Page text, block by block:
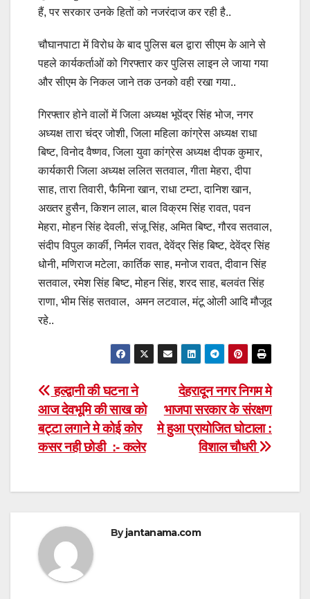
हैं, पर सरकार उनके हितों को नजरंदाज कर रही है..
चौघानपाटा में विरोध के बाद पुलिस बल द्वारा सीएम के आने से
पहले कार्यकर्ताओं को गिरफ्तार कर पुलिस लाइन ले जाया गया
और सीएम के निकल जाने तक उनको वही रखा गया..
गिरफ्तार होने वालों में जिला अध्यक्ष भूपेंद्र सिंह भोज, नगर
अध्यक्ष तारा चंद्र जोशी, जिला महिला कांग्रेस अध्यक्ष राधा
बिष्ट, विनोद वैष्णव, जिला युवा कांग्रेस अध्यक्ष दीपक कुमार,
कार्यकारी जिला अध्यक्ष ललित सतवाल, गीता मेहरा, दीपा
साह, तारा तिवारी, फैमिना खान, राधा टम्टा, दानिश खान,
अख्तर हुसैन, किशन लाल, बाल विक्रम सिंह रावत, पवन
मेहरा, मोहन सिंह देवली, संजू सिंह, अमित बिष्ट, गौरव सतवाल,
संदीप विपुल कार्की, निर्मल रावत, देवेंद्र सिंह बिष्ट, देवेंद्र सिंह
धोनी, मणिराज मटेला, कार्तिक साह, मनोज रावत, दीवान सिंह
सतवाल, रमेश सिंह बिष्ट, मोहन सिंह, शरद साह, बलवंत सिंह
राणा, भीम सिंह सतवाल, अमन लटवाल, मंटू ओली आदि मौजूद
रहे..
Post
navigation
देहरादून नगर निगम मे
भाजपा सरकार के संरक्षण
मे हुआ प्रायोजित घोटाला :
विशाल चौधरी
हल्द्वानी की घटना ने
आज देवभूमि की साख को
बट्टा लगाने मे कोई कोर
कसर नही छोडी :- कलेर
Byjantanama.com